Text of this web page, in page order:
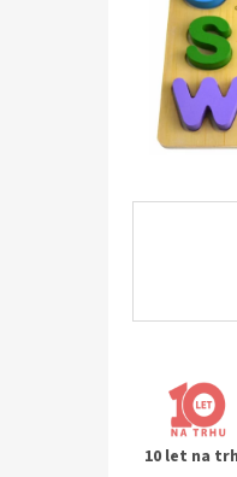
10 let na